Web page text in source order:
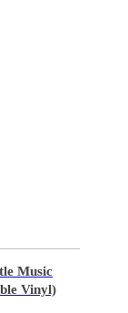
Music
Vinyl)